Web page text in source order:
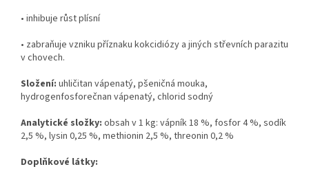
• inhibuje růst plísní
• zabraňuje vzniku příznaku kokcidiózy a jiných střevních parazitu
v chovech.
Složení: uhličitan vápenatý, pšeničná mouka,
hydrogenfosforečnan vápenatý, chlorid sodný
Analytické složky: obsah v 1 kg: vápník 18 %, fosfor 4 %, sodík
2,5 %, lysin 0,25 %, methionin 2,5 %, threonin 0,2 %
Doplňkové látky: